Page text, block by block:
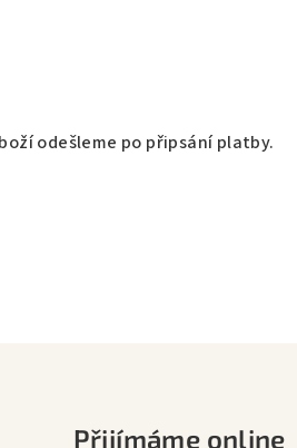
odešleme po připsání platby.
Přijímáme online